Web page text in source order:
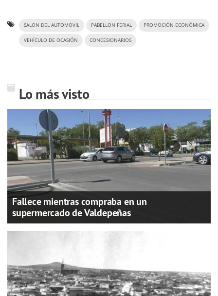
SALON DEL AUTOMOVIL PABELLON FERIAL PROMOCIÓN ECONÓMICA
VEHÍCULO DE OCASIÓN CONCESIONARIOS
Lo más visto
Fallece mientras compraba en un
supermercado de Valdepeñas